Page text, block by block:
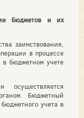
бюджетов и их
заимствования,
в процессе
в бюджетном учете
осуществляется
Бюджетный
учета в